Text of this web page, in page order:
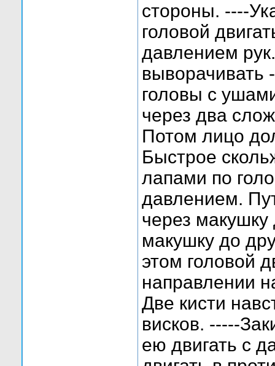
стороны. ----
головой
давлением
выворачивать
головы с
через два
Потом лицо
Быстрое
лапами по
давлением.
через макушку
макушку до
этом головой
направлении
Две кисти
висков. -----
ею двигать с